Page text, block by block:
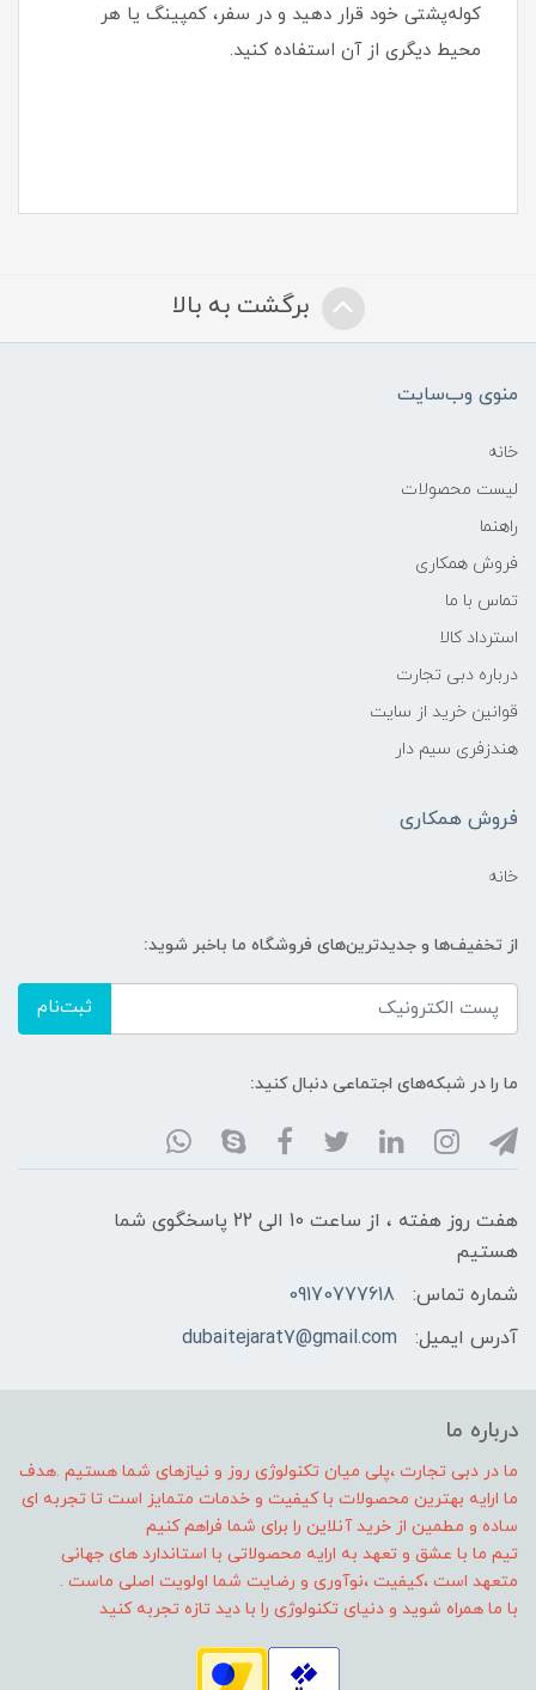
کوله‌پشتی خود قرار دهید و در سفر، کمپینگ یا هر
محیط دیگری از آن استفاده کنید.
برگشت به بالا
منوی وب‌سایت
خانه
لیست محصولات
راهنما
فروش همکاری
تماس با ما
استرداد کالا
درباره دبی تجارت
قوانین خرید از سایت
هندزفری سیم دار
فروش همکاری
خانه
از تخفیف‌ها و جدیدترین‌های فروشگاه ما باخبر شوید:
ثبت‌نام
ما را در شبکه‌های اجتماعی دنبال کنید:
هفت روز هفته ، از ساعت 10 الی 22 پاسخگوی شما
هستیم
شماره تماس:
09170777618
آدرس ایمیل:
dubaitejarat7@gmail.com
درباره ما
ما در دبی تجارت ،پلی میان تکنولوژی روز و نیازهای شما هستیم .هدف
ما ارایه بهترین محصولات با کیفیت و خدمات متمایز است تا تجربه ای
ساده و مطمین از خرید آنلاین را برای شما فراهم کنیم
تیم ما با عشق و تعهد به ارایه محصولاتی با استاندارد های جهانی
متعهد است ،کیفیت ،نوآوری و رضایت شما اولویت اصلی ماست .
با ما همراه شوید و دنیای تکنولوژی را با دید تازه تجربه کنید